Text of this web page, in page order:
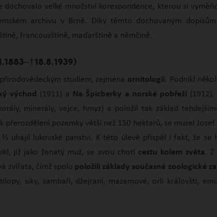
velké množství korespondence, kterou si
archivu v Brně. Díky těmto dochovaným
francouzštině, maďarštině a němčině.
studiem, zejména ornitologií. Podnikl
východ (1911) a Na Špicberky a norské pobřeží
minerály, vejce, hmyz) a položil tak základ
pozemky větší než 150 hektarů, se musel
uhájil lukovské panství. K této úlevě přispěl i fakt, že se
již jako ženatý muž, se svou chotí cestu kolem světa.
zvířata, čímž spolu položili základy současné zoologické
siky, sambaři, džejrani, mazamové, orli královští,